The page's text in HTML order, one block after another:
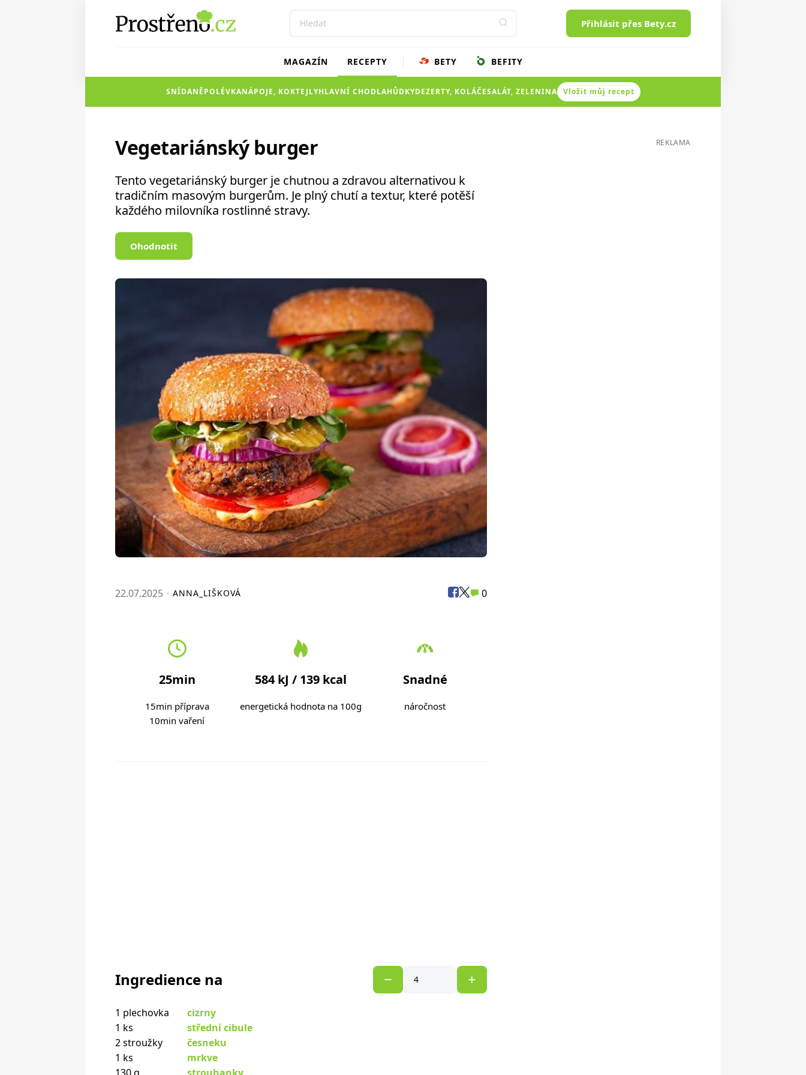
Přihlásit přes Bety.cz
MAGAZÍN RECEPTY BETY BEFITY
SNÍDANĚPOLÉVKANÁPOJE, KOKTEJLYHLAVNÍ CHODLAHŮDKYDEZERTY, KOLÁČESALÁT, ZELENINA Vložit můj recept
Vegetariánský burger
Tento vegetariánský burger je chutnou a zdravou alternativou k
tradičním masovým burgerům. Je plný chutí a textur, které potěší
každého milovníka rostlinné stravy.
Ohodnotit
22.07.2025 ANNA_LIŠKOVÁ 0
25min
15min příprava
10min vaření
584 kJ / 139 kcal
energetická hodnota na 100g
Snadné
náročnost
Ingredience na
1 plechovka
cizrny
1 ks
střední cibule
2 stroužky
česneku
1 ks
mrkve
REKLAMA